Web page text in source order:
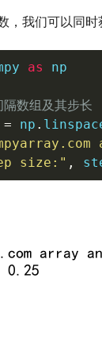
，我们可以同时
as np
数组及其步长
= np .
size:" ,